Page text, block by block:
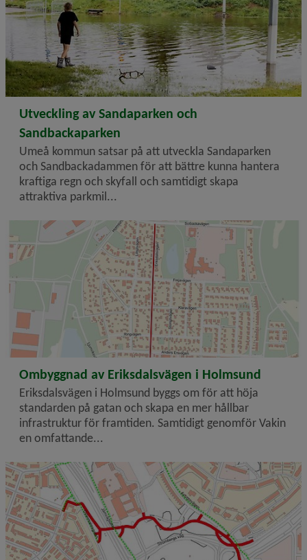
2026-06-30
Utveckling av Sandaparken och
Sandbackaparken
Umeå kommun satsar på att utveckla Sandaparken
och Sandbackadammen för att bättre kunna hantera
kraftiga regn och skyfall och samtidigt skapa
attraktiva parkmil...
2026-06-24
Ombyggnad av Eriksdalsvägen i Holmsund
Eriksdalsvägen i Holmsund byggs om för att höja
standarden på gatan och skapa en mer hållbar
infrastruktur för framtiden. Samtidigt genomför Vakin
en omfattande...